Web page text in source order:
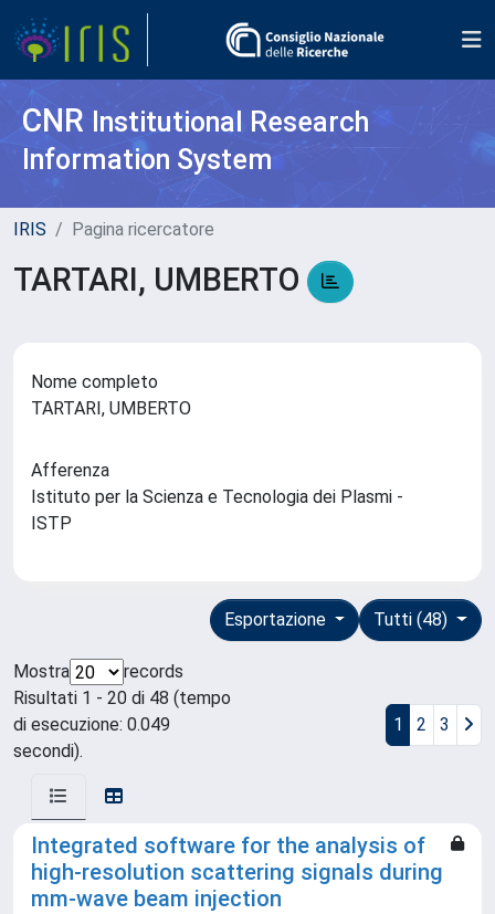
CNR Institutional Research
Information System
IRIS Pagina ricercatore
TARTARI, UMBERTO
Nome completo
TARTARI, UMBERTO
Afferenza
Istituto per la Scienza e Tecnologia dei Plasmi -
ISTP
Tutti (48)
Esportazione
Mostra
records
Risultati 1 - 20 di 48 (tempo
di esecuzione: 0.049
secondi).
1 2 3
Integrated software for the analysis of
high-resolution scattering signals during
mm-wave beam injection